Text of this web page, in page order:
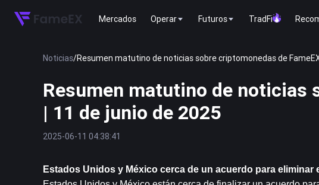
Mercados Operar Futuros TradFi
Noticias/Resumen matutino de noticias sobre criptomonedas de
Resumen matutino de noticias
| 11 de junio de 2025
2025-06-11 04:38:41
Estados Unidos y México cerca de un acuerdo para eliminar